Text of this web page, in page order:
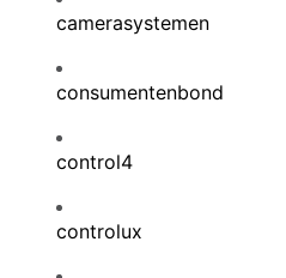
camerasystemen
consumentenbond
control4
controlux